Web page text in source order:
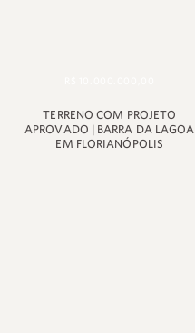
TERRENO COM PROJETO
APROVADO | BARRA DA LAGOA
EM FLORIANÓPOLIS